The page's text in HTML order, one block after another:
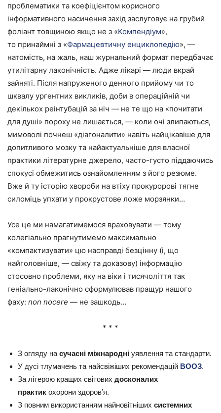
проблематики та коефіцієнтом корисного
інформативного насичення захід заслуговує на грубий
фоліант товщиною якщо не з «Компендіум»,
то принаймні з «Фармацевтичну енциклопедію», —
натомість, на жаль, наш журнальний формат передбачає
утилітарну лаконічність. Адже лікарі — люди вкрай
зайняті. Після напруженого денного прийому чи то
шквалу ургентних викликів, доби в операційній чи
декількох реінтубацій за ніч — не те що на «почитати
для душі» пороху не лишається, — коли очі злипаються,
мимоволі почнеш «діагоналити» навіть найцікавіше для
допитливого мозку та найактуальніше для власної
практики літературне джерело, часто-густо піддаючись
спокусі обмежитись ознайомленням з його резюме.
Вже й ту історію хвороби на втіху прокуророві тягне
силоміць упхати у прокрустове ложе морзянки…
Усе це ми намагатимемося враховувати — тому
колегіально прагнутимемо максимально
«компактизувати» цю насправді безцінну (і, що
найголовніше, — свіжу та доказову) інформацію
стосовно проблеми, яку на віки і тисячоліття так
геніально-лаконічно сформулював пращур нашого
фаху: non nocere — не зашкодь…
* * *
З огляду на сучасні міжнародні уявлення та стандарти.
У дусі тлумачень та найсвіжіших рекомендацій ВООЗ.
За літерою кращих світових досконалих
практик охорони здоров’я.
З повним використанням найновітніших системних